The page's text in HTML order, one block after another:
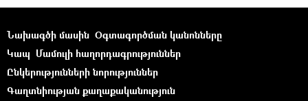
Նախագծի մասին Օգտագործման կանոնները
Կապ Մամուլի հաղորդագրություններ
Ընկերությունների նորություններ
Գաղտնիության քաղաքականություն